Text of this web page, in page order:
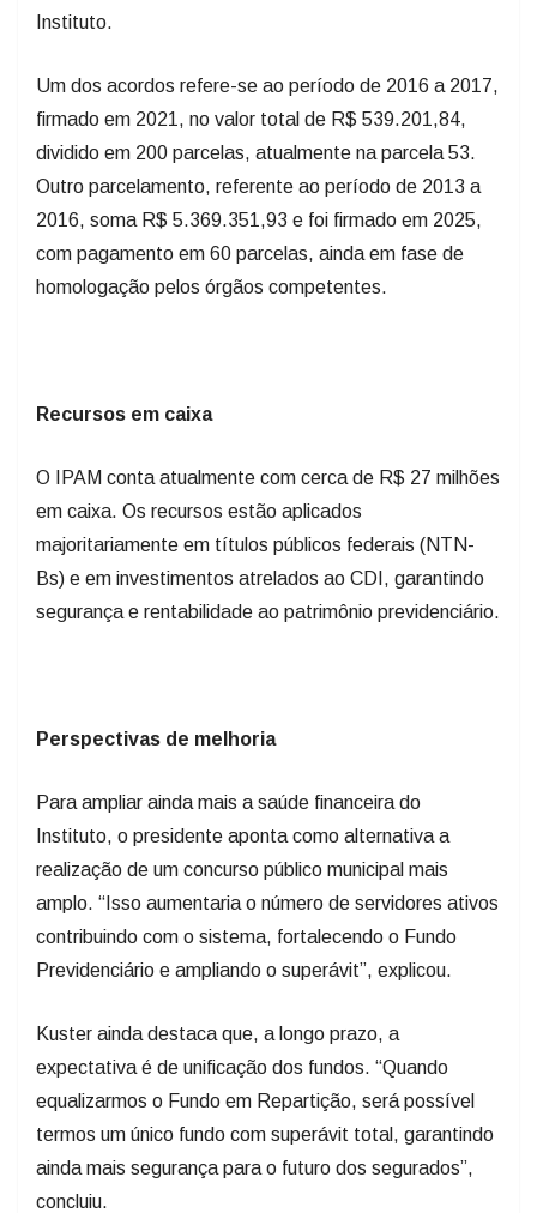
Instituto.
Um dos acordos refere-se ao período de 2016 a 2017,
firmado em 2021, no valor total de R$ 539.201,84,
dividido em 200 parcelas, atualmente na parcela 53.
Outro parcelamento, referente ao período de 2013 a
2016, soma R$ 5.369.351,93 e foi firmado em 2025,
com pagamento em 60 parcelas, ainda em fase de
homologação pelos órgãos competentes.
Recursos em caixa
O IPAM conta atualmente com cerca de R$ 27 milhões
em caixa. Os recursos estão aplicados
majoritariamente em títulos públicos federais (NTN-
Bs) e em investimentos atrelados ao CDI, garantindo
segurança e rentabilidade ao patrimônio previdenciário.
Perspectivas de melhoria
Para ampliar ainda mais a saúde financeira do
Instituto, o presidente aponta como alternativa a
realização de um concurso público municipal mais
amplo. “Isso aumentaria o número de servidores ativos
contribuindo com o sistema, fortalecendo o Fundo
Previdenciário e ampliando o superávit”, explicou.
Kuster ainda destaca que, a longo prazo, a
expectativa é de unificação dos fundos. “Quando
equalizarmos o Fundo em Repartição, será possível
termos um único fundo com superávit total, garantindo
ainda mais segurança para o futuro dos segurados”,
concluiu.